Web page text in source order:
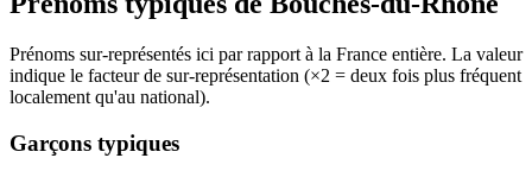
Prénoms sur-représentés ici par rapport à la France entière. La valeur
indique le facteur de sur-représentation (×2 = deux fois plus fréquent
localement qu'au national).
Garçons typiques